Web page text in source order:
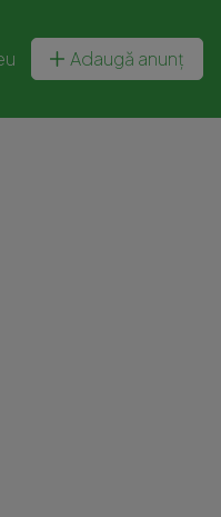
Adaugă anunț